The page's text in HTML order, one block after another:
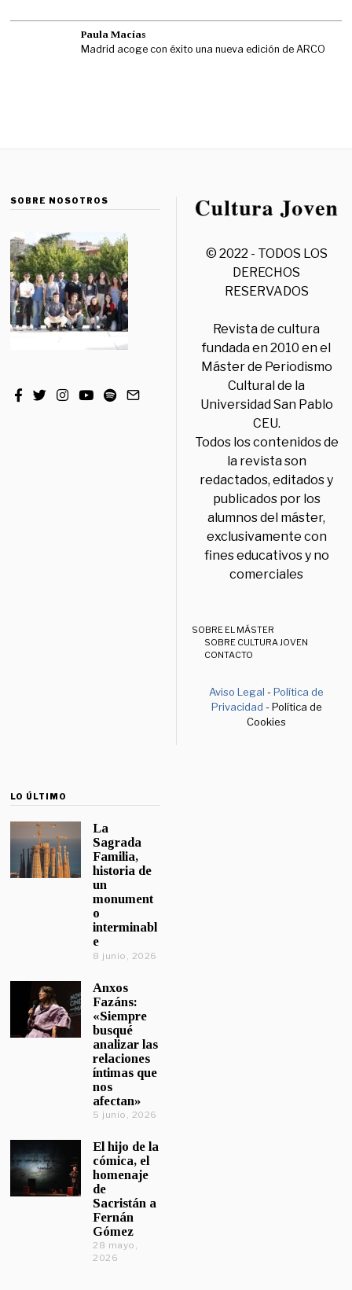
Paula Macías
Madrid acoge con éxito una nueva edición de ARCO
SOBRE NOSOTROS
© 2022 - TODOS LOS
DERECHOS
RESERVADOS
Revista de cultura
fundada en 2010 en el
Máster de Periodismo
Cultural de la
Universidad San Pablo
CEU.
Todos los contenidos de
la revista son
redactados, editados y
publicados por los
alumnos del máster,
exclusivamente con
fines educativos y no
comerciales
SOBRE EL MÁSTER
SOBRE CULTURA JOVEN
CONTACTO
Aviso Legal -Política de
Privacidad - Política de
Cookies
LO ÚLTIMO
La
Sagrada
Familia,
historia de
un
monument
o
interminabl
e
8 junio, 2026
Anxos
Fazáns:
«Siempre
busqué
analizar las
relaciones
íntimas que
nos
afectan»
5 junio, 2026
El hijo de la
cómica, el
homenaje
de
Sacristán a
Fernán
Gómez
28 mayo,
2026